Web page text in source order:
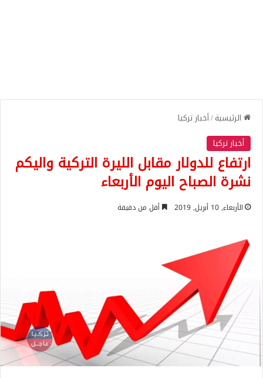
الرئيسية/أخبار تركيا
أخبار تركيا
ارتفاع للدولار مقابل الليرة التركية واليكم
نشرة الصباح اليوم الأربعاء
الأربعاء, 10 أبريل, 2019 أقل من دقيقة